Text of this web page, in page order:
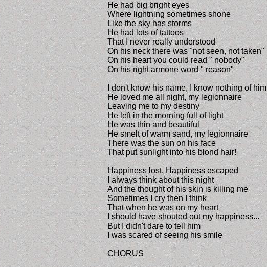
He had big bright eyes
Where lightning sometimes shone
Like the sky has storms
He had lots of tattoos
That I never really understood
On his neck there was "not seen, not taken"
On his heart you could read " nobody"
On his right armone word " reason"
I don't know his name, I know nothing of him
He loved me all night, my legionnaire
Leaving me to my destiny
He left in the morning full of light
He was thin and beautiful
He smelt of warm sand, my legionnaire
There was the sun on his face
That put sunlight into his blond hair!
Happiness lost, Happiness escaped
I always think about this night
And the thought of his skin is killing me
Sometimes I cry then I think
That when he was on my heart
I should have shouted out my happiness...
But I didn't dare to tell him
I was scared of seeing his smile
CHORUS